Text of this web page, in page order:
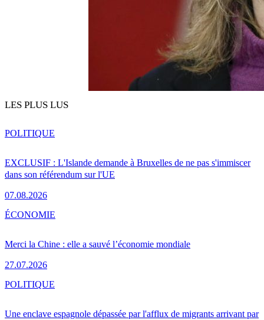
LES PLUS LUS
EXCLUSIF : L'Islande demande à Bruxelles de ne pas s'immiscer
dans son référendum sur l'UE
07.08.2026
POLITIQUE
Merci la Chine : elle a sauvé l’économie mondiale
27.07.2026
ÉCONOMIE
Une enclave espagnole dépassée par l'afflux de migrants arrivant par
POLITIQUE